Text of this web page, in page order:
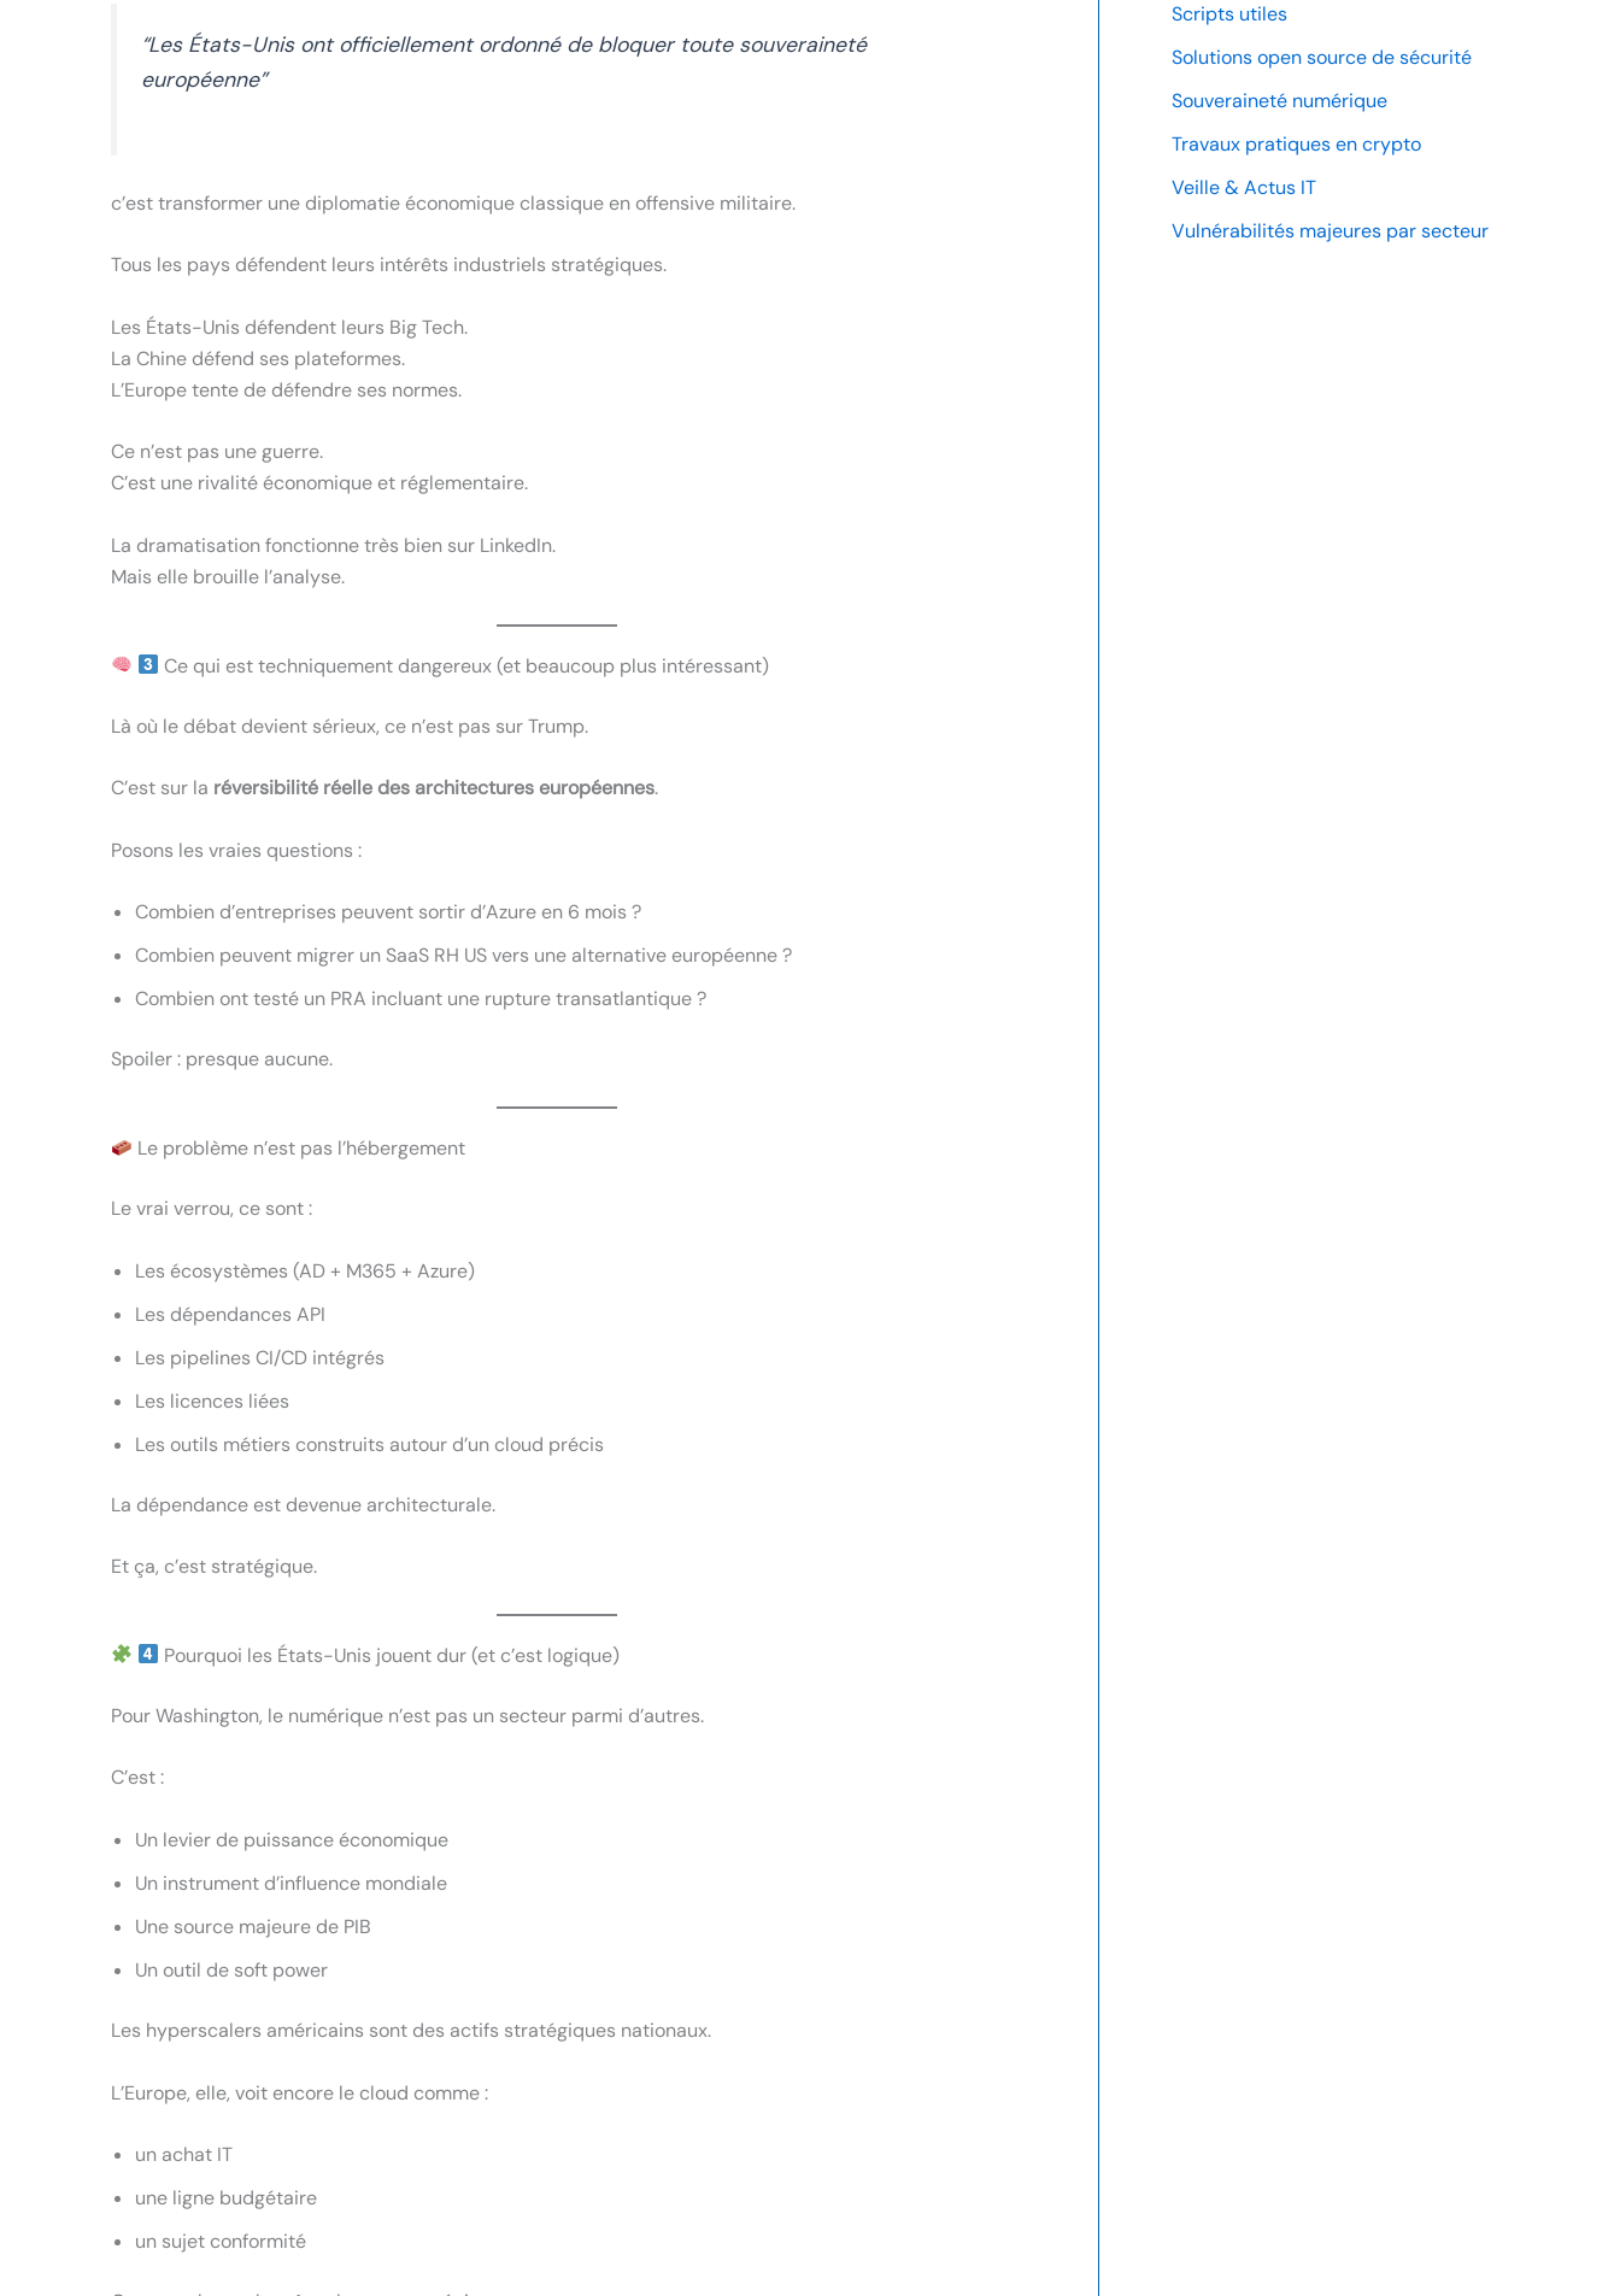
“Les États-Unis ont officiellement ordonné de bloquer toute souveraineté
européenne”
c’est transformer une diplomatie économique classique en offensive militaire.
Tous les pays défendent leurs intérêts industriels stratégiques.
Les États-Unis défendent leurs Big Tech.
La Chine défend ses plateformes.
L’Europe tente de défendre ses normes.
Ce n’est pas une guerre.
C’est une rivalité économique et réglementaire.
La dramatisation fonctionne très bien sur LinkedIn.
Mais elle brouille l’analyse.
Ce qui est techniquement dangereux (et beaucoup plus intéressant)
Là où le débat devient sérieux, ce n’est pas sur Trump.
C’est sur la réversibilité réelle des architectures européennes.
Posons les vraies questions :
Combien d’entreprises peuvent sortir d’Azure en 6 mois ?
Combien peuvent migrer un SaaS RH US vers une alternative européenne ?
Combien ont testé un PRA incluant une rupture transatlantique ?
Spoiler : presque aucune.
Le problème n’est pas l’hébergement
Le vrai verrou, ce sont :
Les écosystèmes (AD + M365 + Azure)
Les dépendances API
Les pipelines CI/CD intégrés
Les licences liées
Les outils métiers construits autour d’un cloud précis
La dépendance est devenue architecturale.
Et ça, c’est stratégique.
Pourquoi les États-Unis jouent dur (et c’est logique)
Pour Washington, le numérique n’est pas un secteur parmi d’autres.
C’est :
Un levier de puissance économique
Un instrument d’influence mondiale
Une source majeure de PIB
Un outil de soft power
Les hyperscalers américains sont des actifs stratégiques nationaux.
L’Europe, elle, voit encore le cloud comme :
un achat IT
une ligne budgétaire
un sujet conformité
Scripts utiles
Solutions open source de sécurité
Souveraineté numérique
Travaux pratiques en crypto
Veille & Actus IT
Vulnérabilités majeures par secteur